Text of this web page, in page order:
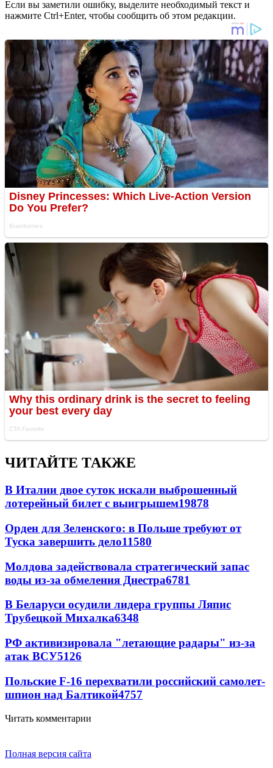
Если вы заметили ошибку, выделите необходимый текст и
нажмите Ctrl+Enter, чтобы сообщить об этом редакции.
ЧИТАЙТЕ ТАКЖЕ
В Италии двое суток искали выброшенный
лотерейный билет с выигрышем19878
Орден для Зеленского: в Польше требуют от
Туска завершить дело11580
Молдова задействовала стратегический запас
воды из-за обмеления Днестра6781
В Беларуси осудили лидера группы Ляпис
Трубецкой Михалка6348
РФ активизировала "летающие радары" из-за
атак ВСУ5126
Польские F-16 перехватили российский самолет-
шпион над Балтикой4757
Читать комментарии
Полная версия сайта